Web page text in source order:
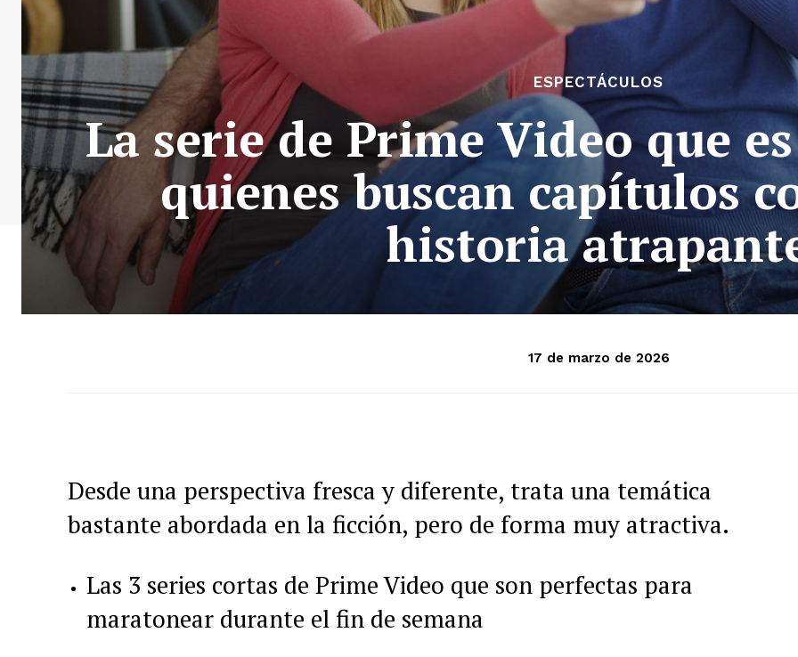
ESPECTÁCULOS
La serie de Prime Video que
quienes buscan capítulos
historia
17 de marzo de 2026
Desde una perspectiva fresca y diferente, trata una temática
bastante abordada en la ficción, pero de forma muy atractiva.
Las 3 series cortas de Prime Video que son perfectas para
maratonear durante el fin de semana